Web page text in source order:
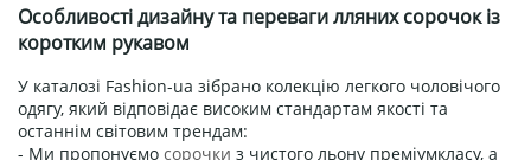
Особливості дизайну та переваги лляних сорочок із
коротким рукавом
У каталозі Fashion-ua зібрано колекцію легкого чоловічого
одягу, який відповідає високим стандартам якості та
останнім світовим трендам:
- Ми пропонуємо сорочки з чистого льону преміумкласу, а